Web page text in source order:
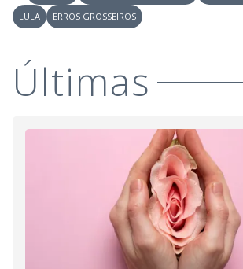
LULA
ERROS GROSSEIROS
Últimas